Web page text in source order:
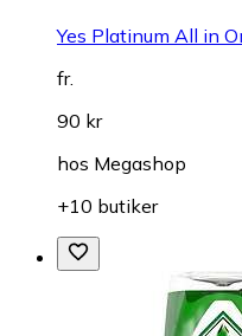
Yes Platinum All in
fr.
90 kr
hos Megashop
+10 butiker